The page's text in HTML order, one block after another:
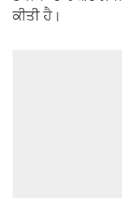
ਕੀਤੀ ਹੈ।